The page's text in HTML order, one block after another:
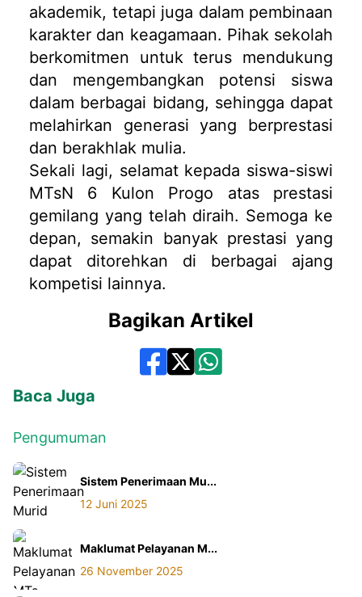
akademik, tetapi juga dalam pembinaan
karakter dan keagamaan. Pihak sekolah
berkomitmen untuk terus mendukung
dan mengembangkan potensi siswa
dalam berbagai bidang, sehingga dapat
melahirkan generasi yang berprestasi
dan berakhlak mulia.
Sekali lagi, selamat kepada siswa-siswi
MTsN 6 Kulon Progo atas prestasi
gemilang yang telah diraih. Semoga ke
depan, semakin banyak prestasi yang
dapat ditorehkan di berbagai ajang
kompetisi lainnya.
Bagikan Artikel
Baca Juga
Pengumuman
Sistem Penerimaan Mu...
12 Juni 2025
Maklumat Pelayanan M...
26 November 2025